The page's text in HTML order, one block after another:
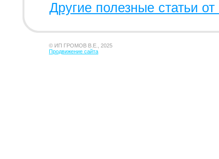
Другие полезные статьи
© ИП ГРОМОВ В.Е., 2025
Продвижение сайта